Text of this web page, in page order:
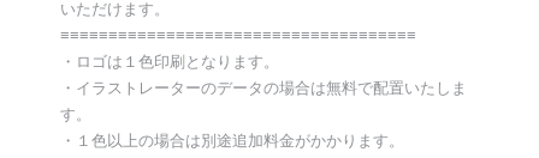
いただけます。
≡≡≡≡≡≡≡≡≡≡≡≡≡≡≡≡≡≡≡≡≡≡≡≡≡≡≡≡≡≡≡≡≡≡≡≡≡
・ロゴは１色印刷となります。
・イラストレーターのデータの場合は無料で配置いたしま
す。
・１色以上の場合は別途追加料金がかかります。